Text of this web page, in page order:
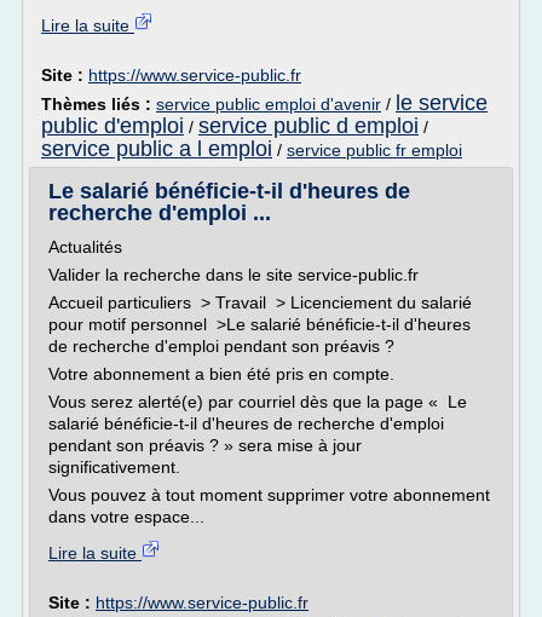
Lire la suite
Site : https://www.service-public.fr
Thèmes liés : service public emploi d'avenir / le service
public d'emploi / service public d emploi /
service public a l emploi / service public fr emploi
Le salarié bénéficie-t-il d'heures de
recherche d'emploi ...
Actualités
Valider la recherche dans le site service-public.fr
Accueil particuliers > Travail > Licenciement du salarié
pour motif personnel >Le salarié bénéficie-t-il d'heures
de recherche d'emploi pendant son préavis ?
Votre abonnement a bien été pris en compte.
Vous serez alerté(e) par courriel dès que la page « Le
salarié bénéficie-t-il d'heures de recherche d'emploi
pendant son préavis ? » sera mise à jour
significativement.
Vous pouvez à tout moment supprimer votre abonnement
dans votre espace...
Lire la suite
Site : https://www.service-public.fr